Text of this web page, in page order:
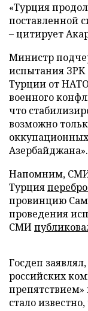
«Турция
поставленной
– цитирует
Министр
испытания ЗРК
Турции от
военного
что
возможно
Азербайджана».
Напомним,
Турция
провинцию
проведения
СМИ
Госдеп
российских
стало